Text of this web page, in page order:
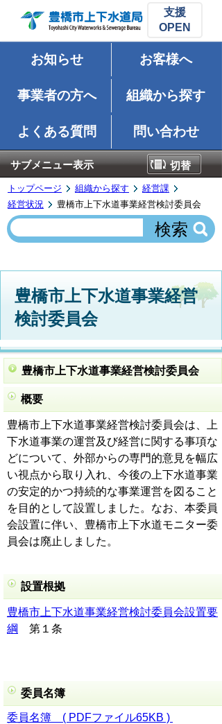
支援
お知らせ お客様へ
事業者の方へ 組織から探す
よくある質問 問い合わせ
サブメニュー表示 切替
トップページ 組織から探す
経営課
経営状況
豊橋市上下水道事業経営検討委員会
豊橋市上下水道事業経営
検討委員会
豊橋市上下水道事業経営検討委員会
概要
豊橋市上下水道事業経営検討委員会は、上
下水道事業の運営及び経営に関する事項な
どについて、外部からの専門的意見を幅広
い視点から取り入れ、今後の上下水道事業
の安定的かつ持続的な事業運営を図ること
を目的として設置しました。なお、本委員
会設置に伴い、豊橋市上下水道モニター委
員会は廃止しました。
設置根拠
豊橋市上下水道事業経営検討委員会設置要
綱
第１条
委員名簿
委員名簿 ( PDFファイル65KB )